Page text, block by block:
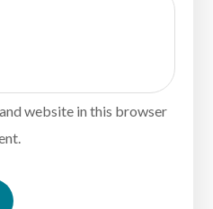
website in this browser